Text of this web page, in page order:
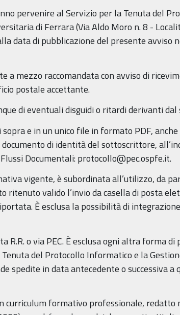
pervenire al Servizio per la Tenuta del
di Ferrara (Via Aldo Moro n. 8 -
data di pubblicazione del presente avviso
a mezzo raccomandata con avviso di
postale accettante.
di eventuali disguidi o ritardi derivanti
e in un unico file in formato PDF,
di identità del sottoscrittore,
Documentali: protocollo@pec.ospfe.it.
vigente, è subordinata all’utilizzo, da
valido l’invio da casella di posta
È esclusa la possibilità di
R.R. o via PEC. È esclusa ogni altra forma
del Protocollo Informatico e la
spedite in data antecedente o successiva a
curriculum formativo professionale,